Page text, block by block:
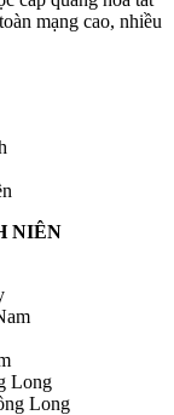
mạng cao, nhiều
NIÊN
Long
Long